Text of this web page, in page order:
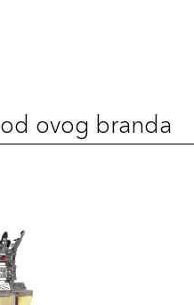
ovog branda